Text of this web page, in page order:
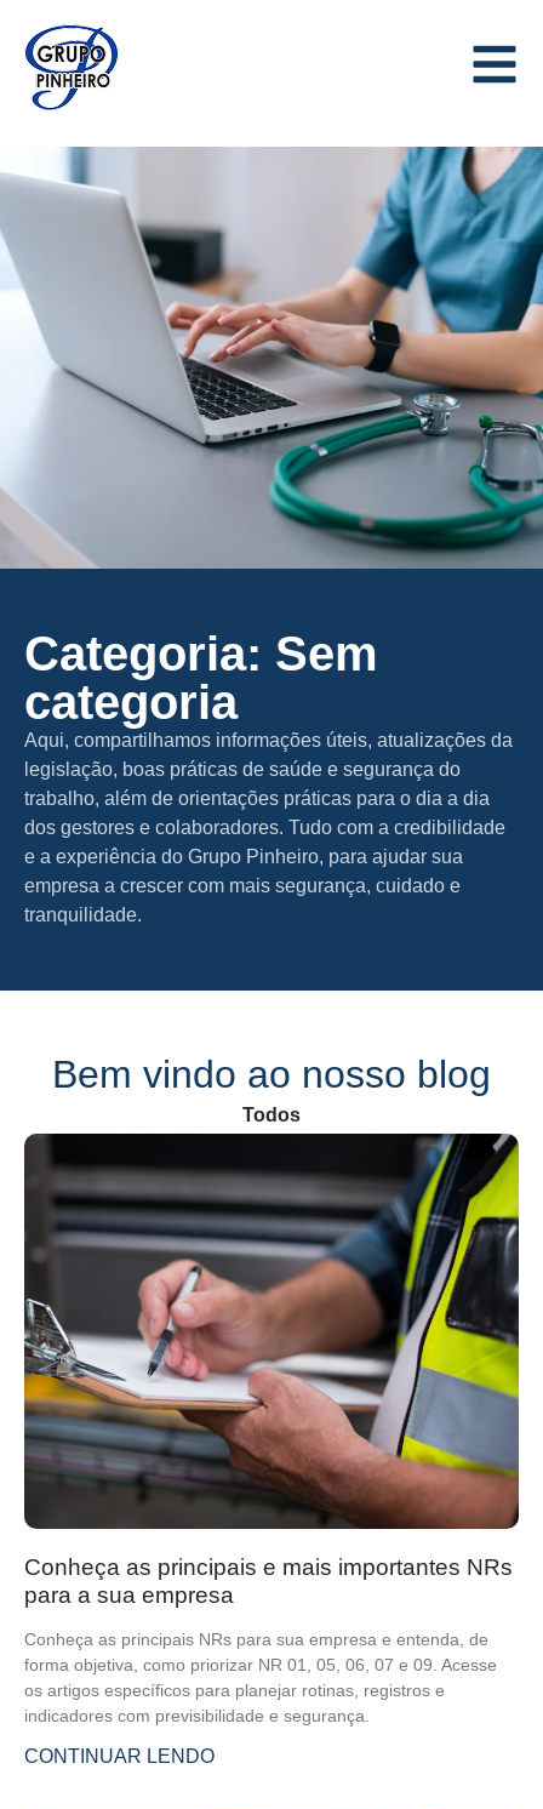
Categoria: Sem
categoria
Aqui, compartilhamos informações úteis, atualizações da
legislação, boas práticas de saúde e segurança do
trabalho, além de orientações práticas para o dia a dia
dos gestores e colaboradores. Tudo com a credibilidade
e a experiência do Grupo Pinheiro, para ajudar sua
empresa a crescer com mais segurança, cuidado e
tranquilidade.
Bem vindo ao nosso blog
Todos
Conheça as principais e mais importantes NRs
para a sua empresa
Conheça as principais NRs para sua empresa e entenda, de
forma objetiva, como priorizar NR 01, 05, 06, 07 e 09. Acesse
os artigos específicos para planejar rotinas, registros e
indicadores com previsibilidade e segurança.
CONTINUAR LENDO